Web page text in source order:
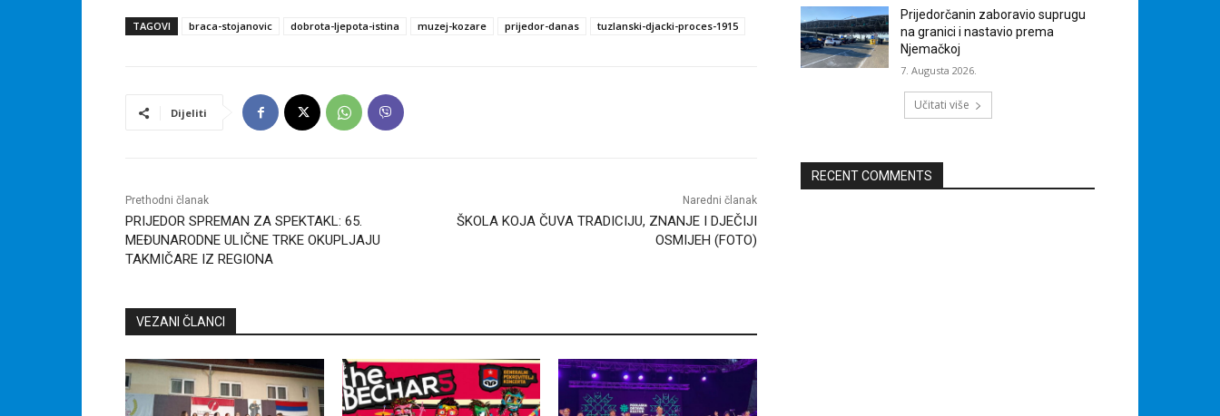
TAGOVI braca-stojanovic dobrota-ljepota-istina muzej-kozare prijedor-danas tuzlanski-djacki-proces-1915
Dijeliti
Prethodni članak
PRIJEDOR SPREMAN ZA SPEKTAKL: 65.
MEĐUNARODNE ULIČNE TRKE OKUPLJAJU
TAKMIČARE IZ REGIONA
Naredni članak
ŠKOLA KOJA ČUVA TRADICIJU, ZNANJE I DJEČIJI
OSMIJEH (FOTO)
VEZANI ČLANCI
Prijedorčanin zaboravio suprugu
na granici i nastavio prema
Njemačkoj
7. Augusta 2026.
Učitati više
RECENT COMMENTS